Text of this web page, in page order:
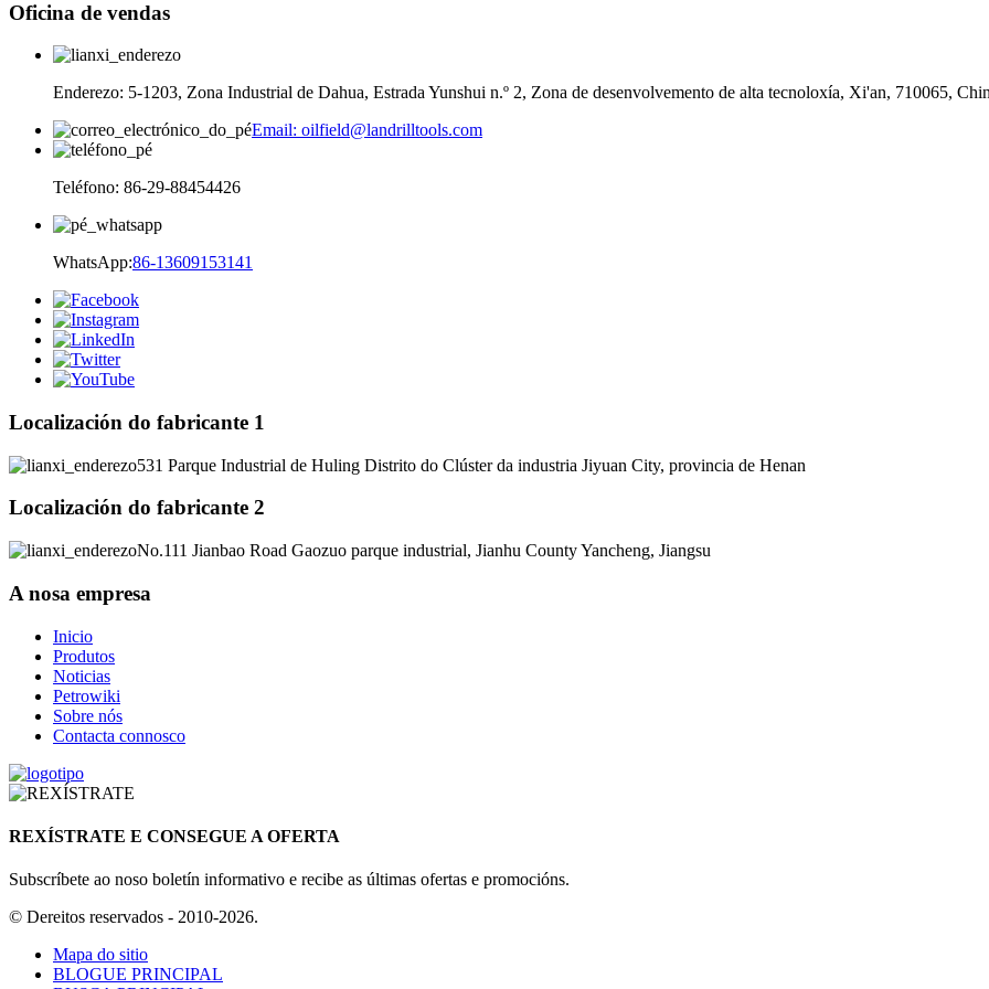
Oficina de vendas
Enderezo: 5-1203, Zona Industrial de Dahua, Estrada Yunshui n.º 2, Zona de desenvolvemento de alta tecnoloxía, Xi'an, 710065,
Email: oilfield@landrilltools.com
Teléfono: 86-29-88454426
WhatsApp:86-13609153141
Localización do fabricante 1
531 Parque Industrial de Huling Distrito do Clúster da industria Jiyuan City, provincia de Henan
Localización do fabricante 2
No.111 Jianbao Road Gaozuo parque industrial, Jianhu County Yancheng, Jiangsu
A nosa empresa
Inicio
Produtos
Noticias
Petrowiki
Sobre nós
Contacta connosco
REXÍSTRATE E CONSEGUE A OFERTA
Subscríbete ao noso boletín informativo e recibe as últimas ofertas e promocións.
© Dereitos reservados - 2010-2026.
Mapa do sitio
BLOGUE PRINCIPAL